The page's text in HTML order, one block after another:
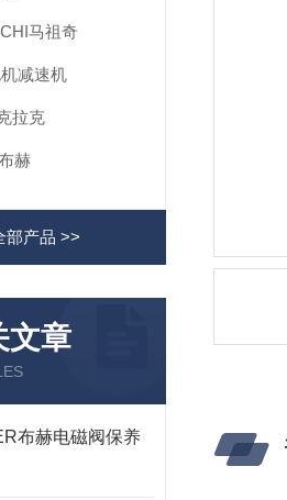
马祖奇
减速机
拉克
赫
部产品 >>
文章
布赫电磁阀保养